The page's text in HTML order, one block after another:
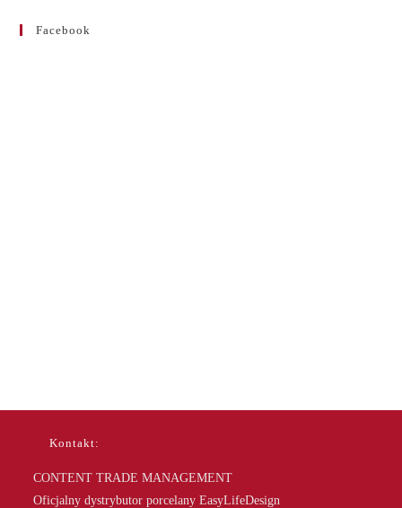
Facebook
Kontakt:
CONTENT TRADE MANAGEMENT
Oficjalny dystrybutor porcelany EasyLifeDesign